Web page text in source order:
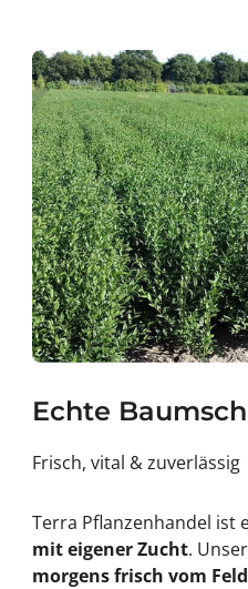
Echte
Frisch, vital & zuverlässig
Terra Pflanzenhandel ist
mit eigener Zucht.
morgens frisch vom